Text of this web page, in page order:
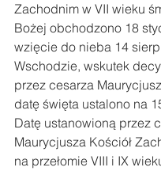
Zachodnim w VII wieku
Bożej obchodzono 18
wzięcie do nieba 14
Wschodzie, wskutek
przez cesarza
datę święta ustalono na
Datę ustanowioną przez
Maurycjusza Kościół
na przełomie VIII i IX